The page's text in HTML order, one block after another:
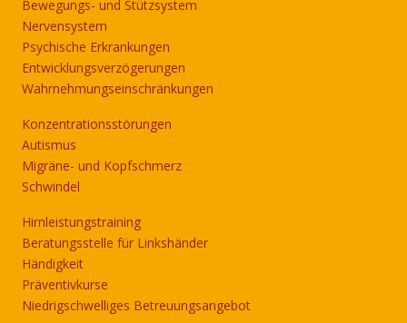
Bewegungs- und Stützsystem
Nervensystem
Psychische Erkrankungen
Entwicklungsverzögerungen
Wahrnehmungseinschränkungen
Konzentrationsstörungen
Autismus
Migräne- und Kopfschmerz
Schwindel
Hirnleistungstraining
Beratungsstelle für Linkshänder
Händigkeit
Präventivkurse
Niedrigschwelliges Betreuungsangebot